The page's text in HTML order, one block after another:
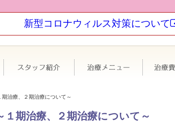
新型コロナウィルス対策について
いて
極力抜かない・なるべく削らない
スタッフ紹介 治療メニ
治療、２期治療について～
期治療、２期治療について～